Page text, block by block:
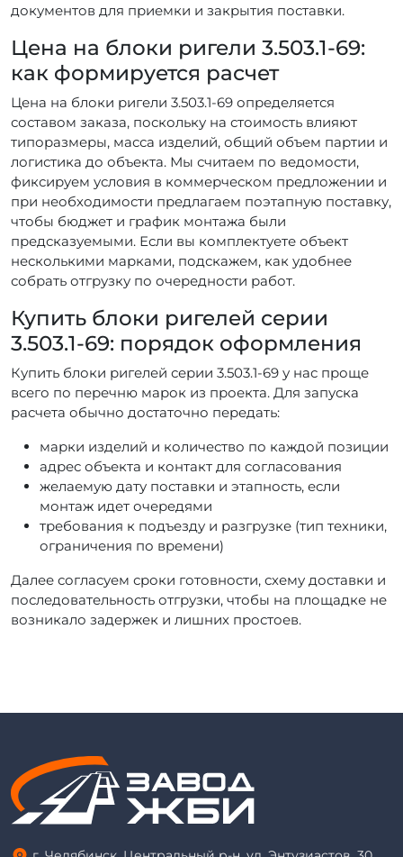
документов для приемки и закрытия поставки.
Цена на блоки ригели 3.503.1-69:
как формируется расчет
Цена на блоки ригели 3.503.1-69 определяется
составом заказа, поскольку на стоимость влияют
типоразмеры, масса изделий, общий объем партии и
логистика до объекта. Мы считаем по ведомости,
фиксируем условия в коммерческом предложении и
при необходимости предлагаем поэтапную поставку,
чтобы бюджет и график монтажа были
предсказуемыми. Если вы комплектуете объект
несколькими марками, подскажем, как удобнее
собрать отгрузку по очередности работ.
Купить блоки ригелей серии
3.503.1-69: порядок оформления
Купить блоки ригелей серии 3.503.1-69 у нас проще
всего по перечню марок из проекта. Для запуска
расчета обычно достаточно передать:
марки изделий и количество по каждой позиции
адрес объекта и контакт для согласования
желаемую дату поставки и этапность, если
монтаж идет очередями
требования к подъезду и разгрузке (тип техники,
ограничения по времени)
Далее согласуем сроки готовности, схему доставки и
последовательность отгрузки, чтобы на площадке не
возникало задержек и лишних простоев.